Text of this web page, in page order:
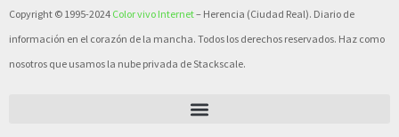
Copyright © 1995-2024 Color vivo Internet– Herencia (Ciudad Real). Diario de
información en el corazón de la mancha. Todos los derechos reservados. Haz como
nosotros que usamos la nube privada de Stackscale.